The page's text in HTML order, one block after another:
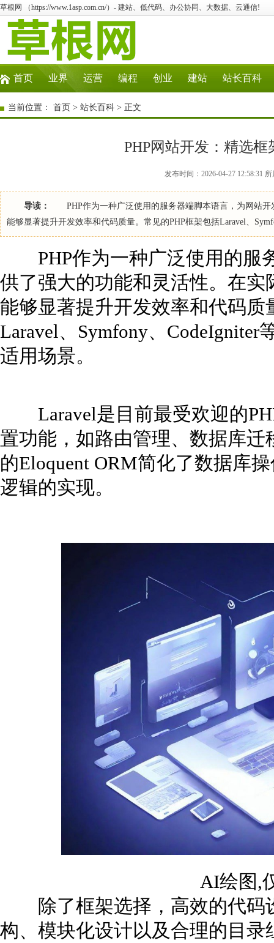
草根网 （https://www.1asp.com.cn/）- 建站、低代码、办公协同、大数据、云通信!
首页 业界 运营 编程 创业 建站 站长百科
当前位置： 首页 > 站长百科 > 正文
PHP网站开发：精选
发布时间：2026-04-27 12:58:31
导读：
PHP作为一种广泛使用的服务器端脚本语言，为网站开
能够显著提升开发效率和代码质量。常见的PHP框架包括Laravel、
PHP作为一种广泛使用的服
供了强大的功能和灵活性。在
能够显著提升开发效率和代码质
Laravel、Symfony、
适用场景。
Laravel是目前最受欢迎的
置功能，如路由管理、数据库
的Eloquent ORM简化了数据库
逻辑的实现。
AI绘图,
除了框架选择，高效的代码
构、模块化设计以及合理的目